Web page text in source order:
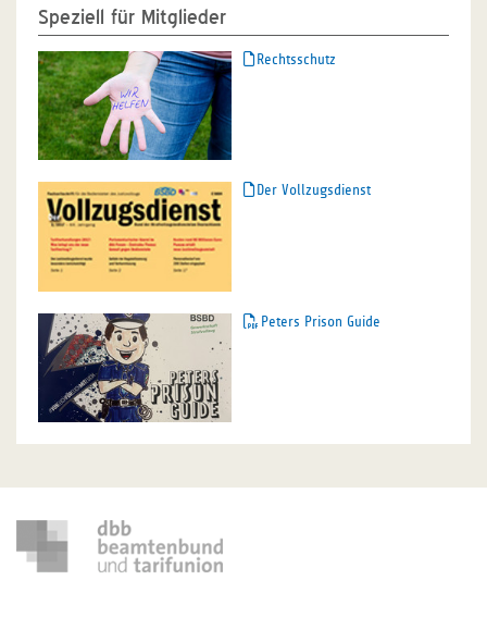
Speziell für Mitglieder
Rechtsschutz
Der Vollzugsdienst
Peters Prison Guide